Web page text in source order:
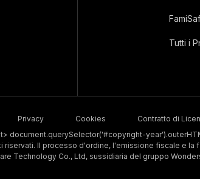
Tutti i
Privacy Cookies Contratto di
document.querySelector('#copyright-
riservati. Il processo d'ordine, l'emissione fiscale e la
Technology Co., Ltd, sussidiaria del gruppo